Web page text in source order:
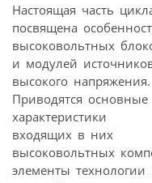
Настоящая часть
посвящена
высоковольтных
и модулей
высокого напряжения.
Приводятся основные
характеристики
входящих в них
высоковольтных
элементы